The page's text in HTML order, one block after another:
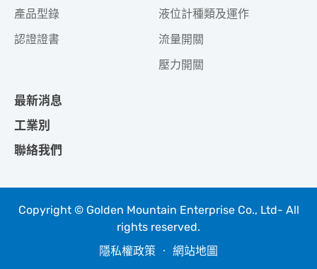
產品型錄
認證證書
液位計種類及運作
流量開關
壓力開關
最新消息
工業別
聯絡我們
Copyright © Golden Mountain Enterprise Co., Ltd- All
rights reserved.
隱私權政策 ‧ 網站地圖